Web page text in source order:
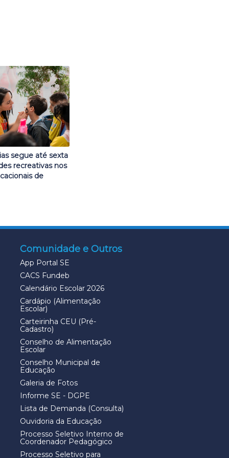
segue até sexta
recreativas nos
de
Comunidade e Outros
App Portal SE
CACS Fundeb
Calendário Escolar 2026
Cardápio (Alimentação
Escolar)
Carteirinha CEU (Pré-
Cadastro)
Conselho de Alimentação
Escolar
Conselho Municipal de
Educação
Galeria de Fotos
Informe SE - DGPE
Lista de Demanda (Consulta)
Ouvidoria da Educação
Processo Seletivo Interno de
Coordenador Pedagógico
Processo Seletivo para